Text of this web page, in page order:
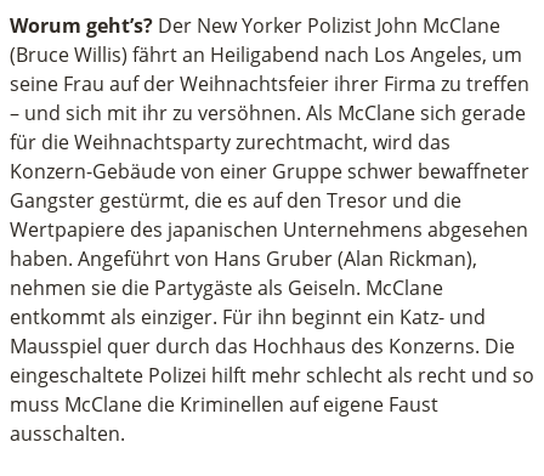
Worum geht’s? Der New Yorker Polizist John McClane
(Bruce Willis) fährt an Heiligabend nach Los Angeles, um
seine Frau auf der Weihnachtsfeier ihrer Firma zu treffen
– und sich mit ihr zu versöhnen. Als McClane sich gerade
für die Weihnachtsparty zurechtmacht, wird das
Konzern-Gebäude von einer Gruppe schwer bewaffneter
Gangster gestürmt, die es auf den Tresor und die
Wertpapiere des japanischen Unternehmens abgesehen
haben. Angeführt von Hans Gruber (Alan Rickman),
nehmen sie die Partygäste als Geiseln. McClane
entkommt als einziger. Für ihn beginnt ein Katz- und
Mausspiel quer durch das Hochhaus des Konzerns. Die
eingeschaltete Polizei hilft mehr schlecht als recht und so
muss McClane die Kriminellen auf eigene Faust
ausschalten.